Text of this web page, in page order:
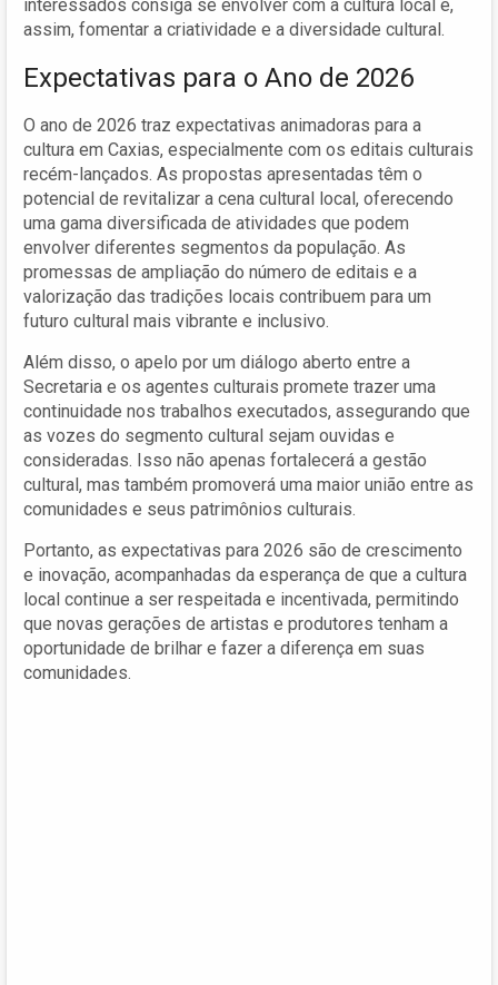
interessados consiga se envolver com a cultura local e,
assim, fomentar a criatividade e a diversidade cultural.
Expectativas para o Ano de 2026
O ano de 2026 traz expectativas animadoras para a
cultura em Caxias, especialmente com os editais culturais
recém-lançados. As propostas apresentadas têm o
potencial de revitalizar a cena cultural local, oferecendo
uma gama diversificada de atividades que podem
envolver diferentes segmentos da população. As
promessas de ampliação do número de editais e a
valorização das tradições locais contribuem para um
futuro cultural mais vibrante e inclusivo.
Além disso, o apelo por um diálogo aberto entre a
Secretaria e os agentes culturais promete trazer uma
continuidade nos trabalhos executados, assegurando que
as vozes do segmento cultural sejam ouvidas e
consideradas. Isso não apenas fortalecerá a gestão
cultural, mas também promoverá uma maior união entre as
comunidades e seus patrimônios culturais.
Portanto, as expectativas para 2026 são de crescimento
e inovação, acompanhadas da esperança de que a cultura
local continue a ser respeitada e incentivada, permitindo
que novas gerações de artistas e produtores tenham a
oportunidade de brilhar e fazer a diferença em suas
comunidades.